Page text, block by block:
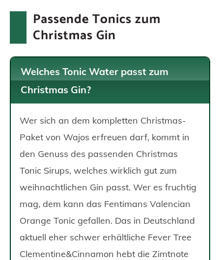
Passende Tonics zum
Christmas Gin
Welches Tonic Water passt zum
Christmas Gin?
Wer sich an dem kompletten Christmas-
Paket von Wajos erfreuen darf, kommt in
den Genuss des passenden Christmas
Tonic Sirups, welches wirklich gut zum
weihnachtlichen Gin passt. Wer es fruchtig
mag, dem kann das Fentimans Valencian
Orange Tonic gefallen. Das in Deutschland
aktuell eher schwer erhältliche Fever Tree
Clementine&Cinnamon hebt die Zimtnote